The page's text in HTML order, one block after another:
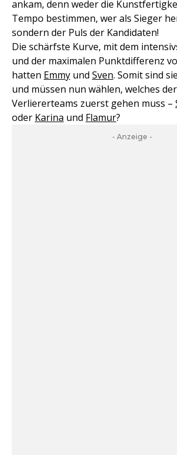
ankam, denn weder die
Tempo bestimmen, wer als Sieger
sondern der Puls der Kandidaten!
Die schärfste Kurve, mit dem
und der maximalen Punktdifferenz
hatten Emmy und Sven. Somit sind
und müssen nun wählen, welches
Verliererteams zuerst gehen muss –
oder Karina und Flamur?
- Anzeige -